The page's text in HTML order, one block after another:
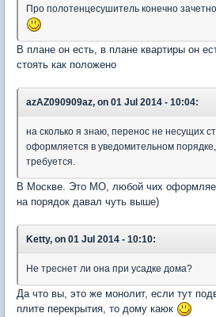
Про полотенцесушитель конечно
В плане он есть, в плане квартиры он
стоять как положено
azAZ090909az, on 01 Jul 2014 - 10:04:
на сколько я знаю, перенос не несущих
оформляется в уведомительном порядке,
требуется.
В Москве. Это МО, любой чих
на порядок давал чуть выше)
Ketty, on 01 Jul 2014 - 10:10:
Не треснет ли она при усадке дома?
Да что вы, это же монолит, если тут
плите перекрытия, то дому каюк